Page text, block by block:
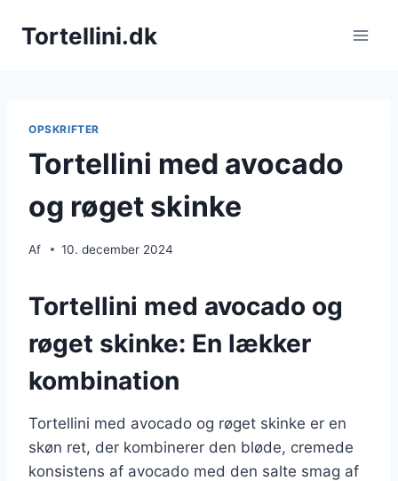
Tortellini.dk
OPSKRIFTER
Tortellini med avocado
og røget skinke
Af 10. december 2024
Tortellini med avocado og
røget skinke: En lækker
kombination
Tortellini med avocado og røget skinke er en
skøn ret, der kombinerer den bløde, cremede
konsistens af avocado med den salte smag af